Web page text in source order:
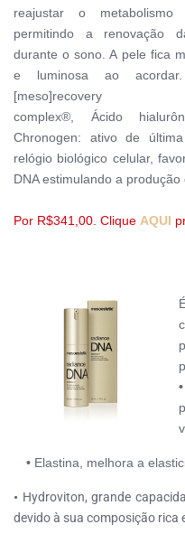
reajustar o metabolismo
permitindo a renovação
durante o sono. A pele fica
e luminosa ao
[meso]recovery
complex®, Ácido
Chronogen:
ativo de
relógio biológico celular,
DNA estimulando a
Por R$341,00. Clique AQUI
•
• Elastina, melhora a
• Hydroviton, grande
devido à sua composição rica